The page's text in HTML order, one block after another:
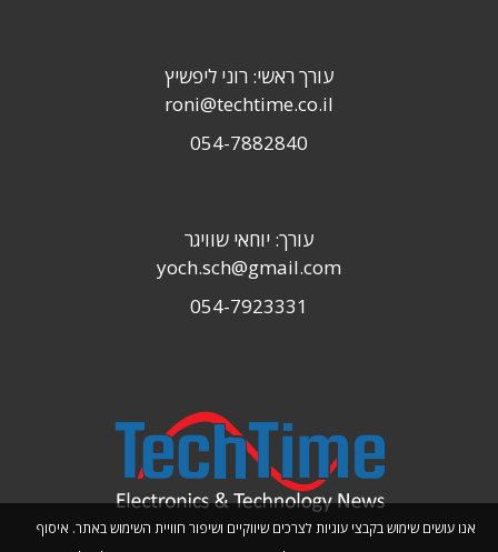
אנו עושים שימוש בקבצי עוגיות לצרכים שיווקיים ושיפור חוויית השימוש באתר. איסוף
עורך ראשי: רוני ליפשיץ
roni@techtime.co.il
054-7882840
עורך: יוחאי שוויגר
yoch.sch@gmail.com
054-7923331